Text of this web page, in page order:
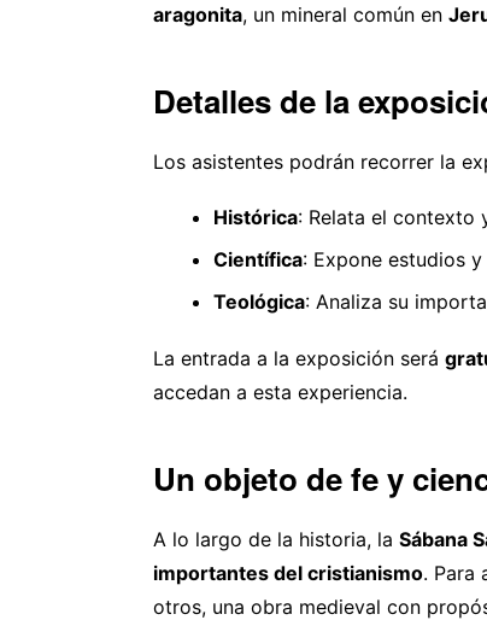
aragonita, un mineral común en
Detalles de la
Los asistentes podrán recorrer la
Histórica: Relata el contexto
Científica: Expone estudios
Teológica: Analiza su
La entrada a la exposición será
accedan a esta experiencia.
Un objeto de fe y
A lo largo de la historia, la Sábana
importantes del cristianismo. Para
otros, una obra medieval con